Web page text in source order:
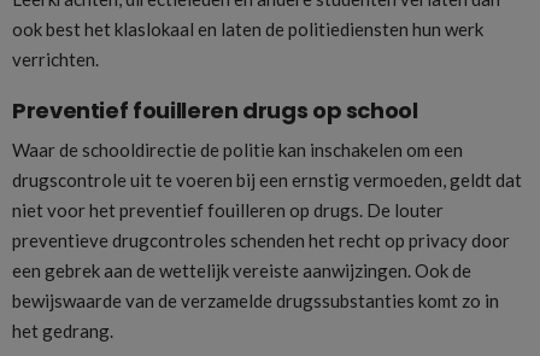
ook best het klaslokaal en laten de politiediensten hun werk
verrichten.
Preventief fouilleren drugs op school
Waar de schooldirectie de politie kan inschakelen om een
drugscontrole uit te voeren bij een ernstig vermoeden, geldt dat
niet voor het preventief fouilleren op drugs. De louter
preventieve drugcontroles schenden het recht op privacy door
een gebrek aan de wettelijk vereiste aanwijzingen. Ook de
bewijswaarde van de verzamelde drugssubstanties komt zo in
het gedrang.